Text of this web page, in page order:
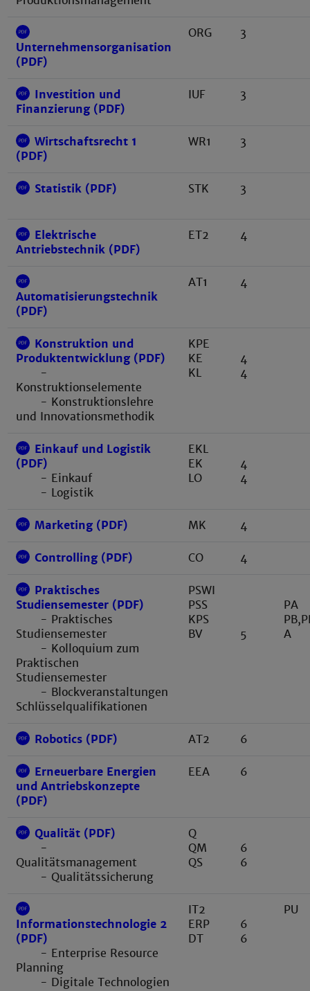
Unternehmensorganisation
(PDF)
ORG 3
Investition und
Finanzierung (PDF)
IUF 3
Wirtschaftsrecht 1
(PDF)
WR1 3
Statistik (PDF) STK 3
Elektrische
Antriebstechnik (PDF)
ET2 4
Automatisierungstechnik
(PDF)
AT1 4
Konstruktion und
Produktentwicklung (PDF)
-
Konstruktionselemente
- Konstruktionslehre
und Innovationsmethodik
KPE
KE
KL
4
4
Einkauf und Logistik
(PDF)
- Einkauf
- Logistik
EKL
EK
LO
4
4
Marketing (PDF) MK 4
Controlling (PDF) CO 4
Praktisches
Studiensemester (PDF)
- Praktisches
Studiensemester
- Kolloquium zum
Praktischen
Studiensemester
- Blockveranstaltungen
Schlüsselqualifikationen
PSWI
PSS
KPS
BV
5
PA
A
Robotics (PDF) AT2 6
Erneuerbare Energien
und Antriebskonzepte
(PDF)
EEA 6
Qualität (PDF)
-
Qualitätsmanagement
- Qualitätssicherung
Q
QM
QS
6
6
Informationstechnologie 2
(PDF)
- Enterprise Resource
Planning
- Digitale Technologien
IT2
ERP
DT
6
6
PU